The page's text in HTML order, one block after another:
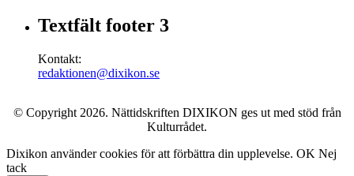
Textfält footer 3
Kontakt:
redaktionen@dixikon.se
© Copyright 2026. Nättidskriften DIXIKON ges ut med stöd från
Kulturrådet.
Dixikon använder cookies för att förbättra din upplevelse. OK Nej
tack